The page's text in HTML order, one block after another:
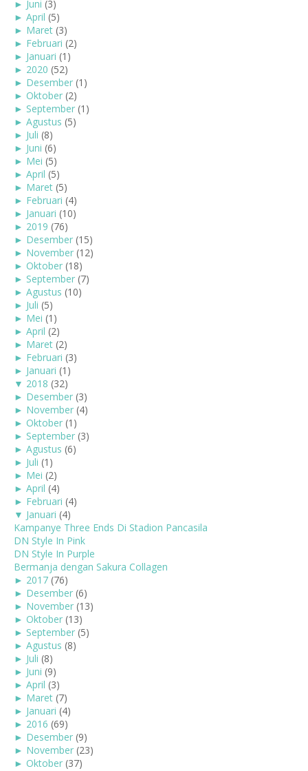
► Juni (3)
► April (5)
► Maret (3)
► Februari (2)
► Januari (1)
► 2020 (52)
► Desember (1)
► Oktober (2)
► September (1)
► Agustus (5)
► Juli (8)
► Juni (6)
► Mei (5)
► April (5)
► Maret (5)
► Februari (4)
► Januari (10)
► 2019 (76)
► Desember (15)
► November (12)
► Oktober (18)
► September (7)
► Agustus (10)
► Juli (5)
► Mei (1)
► April (2)
► Maret (2)
► Februari (3)
► Januari (1)
▼ 2018 (32)
► Desember (3)
► November (4)
► Oktober (1)
► September (3)
► Agustus (6)
► Juli (1)
► Mei (2)
► April (4)
► Februari (4)
▼ Januari (4)
Kampanye Three Ends Di Stadion Pancasila
DN Style In Pink
DN Style In Purple
Bermanja dengan Sakura Collagen
► 2017 (76)
► Desember (6)
► November (13)
► Oktober (13)
► September (5)
► Agustus (8)
► Juli (8)
► Juni (9)
► April (3)
► Maret (7)
► Januari (4)
► 2016 (69)
► Desember (9)
► November (23)
► Oktober (37)